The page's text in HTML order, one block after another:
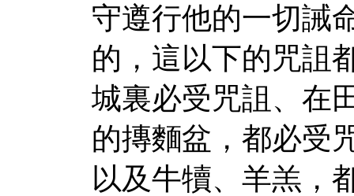
守遵行他的一切誡
的，這以下的咒詛
城裏必受咒詛、在
的摶麵盆，都必受
以及牛犢、羊羔，